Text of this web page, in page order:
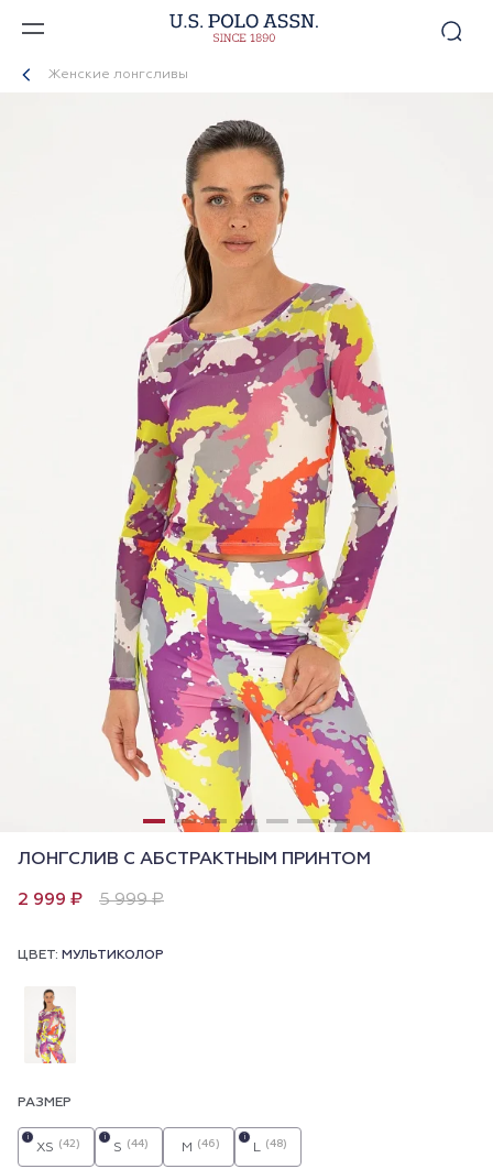
Женские лонгсливы
ЛОНГСЛИВ С АБСТРАКТНЫМ ПРИНТОМ
2 999 ₽ 5 999 ₽
ЦВЕТ: МУЛЬТИКОЛОР
РАЗМЕР
XS (42)
i
S (44)
i
M (46) L (48)
i